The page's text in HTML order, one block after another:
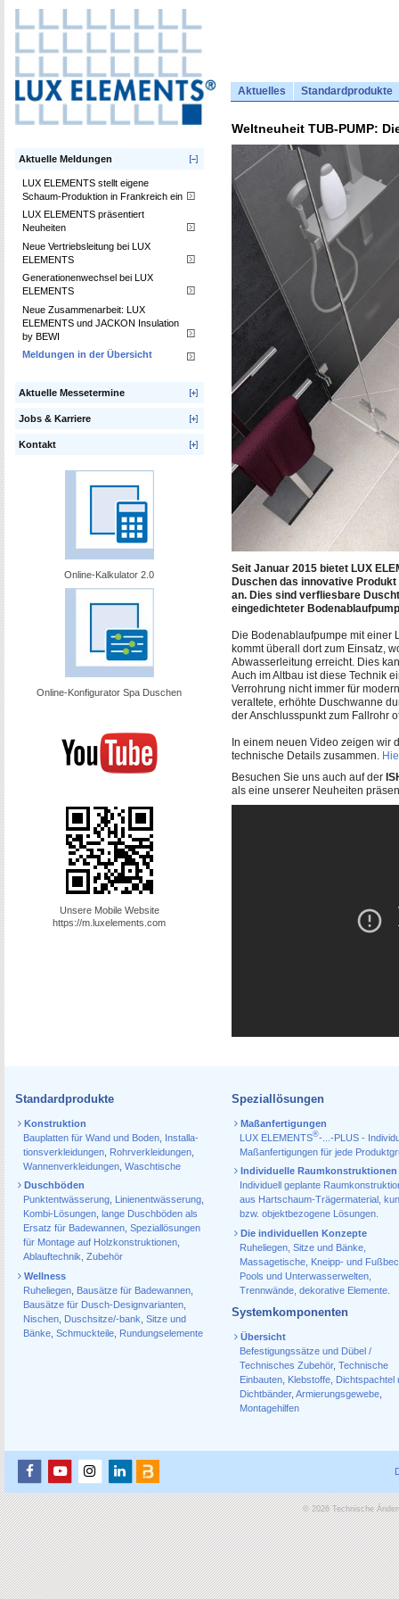
Aktuelles Standardprodukte
Aktuelle Meldungen
LUX ELEMENTS stellt eigene
Schaum-Produktion in Frankreich ein
LUX ELEMENTS präsentiert
Neuheiten
Neue Vertriebsleitung bei LUX
ELEMENTS
Generationenwechsel bei LUX
ELEMENTS
Neue Zusammenarbeit: LUX
ELEMENTS und JACKON Insulation
by BEWI
Meldungen in der Übersicht
Aktuelle Messetermine
Jobs & Karriere
Kontakt
Online-Kalkulator 2.0
Online-Konfigurator Spa Duschen
Unsere Mobile Website
https://m.luxelements.com
Weltneuheit TUB-PUMP:
Seit Januar 2015 bietet LUX
Duschen das innovative Produkt
an. Dies sind verfliesbare
eingedichteter
Die Bodenablaufpumpe mit einer
kommt überall dort zum Einsatz,
Abwasserleitung erreicht. Dies
Auch im Altbau ist diese Technik
Verrohrung nicht immer für
veraltete, erhöhte Duschwanne
der Anschlusspunkt zum Fallrohr
In einem neuen Video zeigen wir
technische Details zusammen.
Besuchen Sie uns auch auf der
als eine unserer Neuheiten
Standardprodukte
Konstruktion
Bauplatten für Wand und Boden Installa­
tions­verkleidungen Rohr­verkleidungen
Wannen­verkleidungen Waschtische
Duschböden
Punktentwässerung Linienentwässerung
Kombi-Lösungen lange Duschböden als
Ersatz für Badewannen Speziallösungen
für Montage auf Holzkonstruktionen
Ablauf­technik, Zubehör
Wellness
Ruheliegen Bausätze für Badewannen
Bausätze für Dusch-Designvarianten
Nischen Duschsitze/-bank Sitze und
Bänke Schmuckteile Rundungselemente
Speziallösungen
Maßanfertigungen
LUX ELEMENTS®-...-PLUS -
Maßanfertigungen für jede
Individuelle Raumkonstruktionen
Individuell geplante
aus Hartschaum-Trägermaterial,
bzw. objektbezogene Lösungen.
Die individuellen Konzepte
Ruheliegen, Sitze und Bänke,
Massagetische, Kneipp- und
Pools und Unterwasserwelten,
Trennwände, dekorative Elemente.
Systemkomponenten
Übersicht
Befestigungssätze und Dübel /
Technisches Zubehör, Technische
Einbauten, Klebstoffe, Dichtspachtel
Dichtbänder, Armierungsgewebe,
Montagehilfen
© 2026 Technische